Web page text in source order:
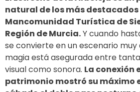
natural de los más destacados
Mancomunidad Turística de
Región de Murcia.Y cuando
se convierte en un escenario muy
magia está asegurada entre
visual como sonora. La conexión
patrimonio mostró su máximo